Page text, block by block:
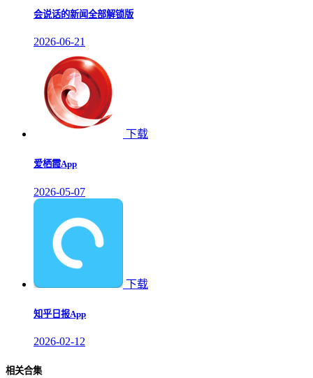
会说话的新闻全部解锁版
2026-06-21
下载
爱栖霞App
2026-05-07
下载
知乎日报App
2026-02-12
相关合集